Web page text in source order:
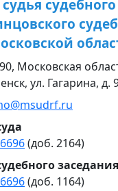
судебного
Московская
ул. Гагарина, д.
(доб. 2164)
заседания
(доб. 1164)